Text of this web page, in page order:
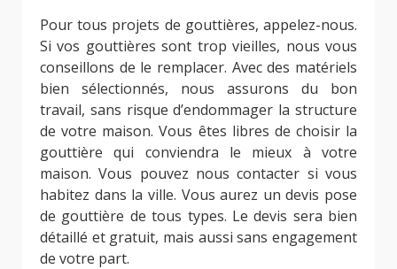
Pour tous projets de gouttières, appelez-nous.
Si vos gouttières sont trop vieilles, nous vous
conseillons de le remplacer. Avec des matériels
bien sélectionnés, nous assurons du bon
travail, sans risque d’endommager la structure
de votre maison. Vous êtes libres de choisir la
gouttière qui conviendra le mieux à votre
maison. Vous pouvez nous contacter si vous
habitez dans la ville. Vous aurez un devis pose
de gouttière de tous types. Le devis sera bien
détaillé et gratuit, mais aussi sans engagement
de votre part.